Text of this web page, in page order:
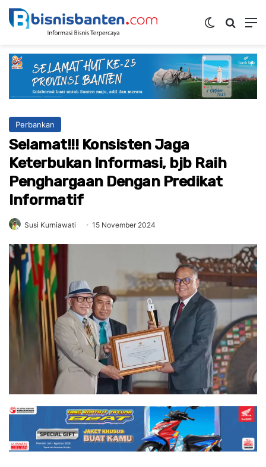
Switch skin
Perbankan
Selamat!!! Konsisten Jaga
Keterbukan Informasi, bjb Raih
Penghargaan Dengan Predikat
Informatif
Susi Kurniawati 15 November 2024